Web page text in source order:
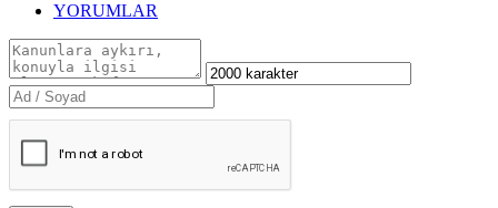
YORUMLAR